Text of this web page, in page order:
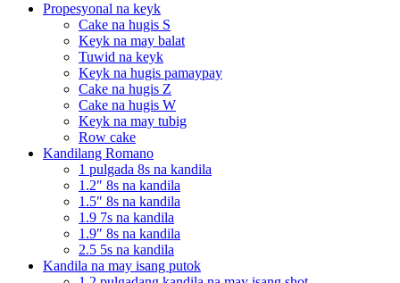
Propesyonal na keyk
Cake na hugis S
Keyk na may balat
Tuwid na keyk
Keyk na hugis pamaypay
Cake na hugis Z
Cake na hugis W
Keyk na may tubig
Row cake
Kandilang Romano
1 pulgada 8s na kandila
1.2″ 8s na kandila
1.5″ 8s na kandila
1.9 7s na kandila
1.9″ 8s na kandila
2.5 5s na kandila
Kandila na may isang putok